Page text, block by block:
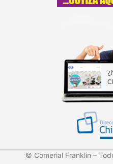
© Comerial Franklin –